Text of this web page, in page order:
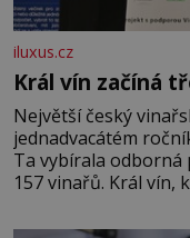
iluxus.cz
Král vín začíná
Největší český
jednadvacátém
Ta vybírala odborná
157 vinařů.